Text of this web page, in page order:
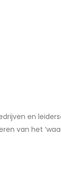
en
van het